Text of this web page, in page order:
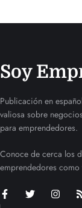
Soy
Publicación en
valiosa sobre
para emprendedores.
Conoce de cerca los
emprendedores